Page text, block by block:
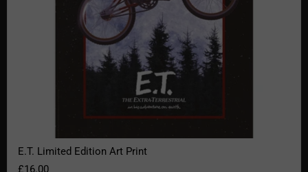
E.T. Limited Edition Art Print
£16.00